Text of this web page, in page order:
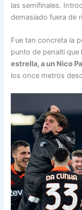
las semifinales.
demasiado fuera de
Fue tan concreta la
punto de penalti que
estrella, a un Nico
los once metros